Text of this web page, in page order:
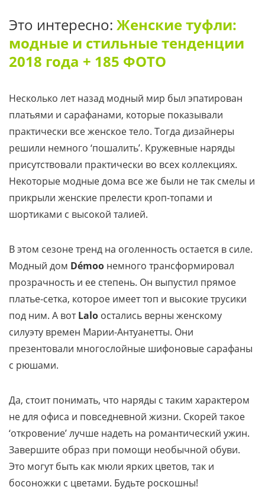
Это интересно: Женские туфли:
модные и стильные тенденции
2018 года + 185 ФОТО
Несколько лет назад модный мир был эпатирован
платьями и сарафанами, которые показывали
практически все женское тело. Тогда дизайнеры
решили немного ‘пошалить’. Кружевные наряды
присутствовали практически во всех коллекциях.
Некоторые модные дома все же были не так смелы и
прикрыли женские прелести кроп-топами и
шортиками с высокой талией.
В этом сезоне тренд на оголенность остается в силе.
Модный дом Démoo немного трансформировал
прозрачность и ее степень. Он выпустил прямое
платье-сетка, которое имеет топ и высокие трусики
под ним. А вотLalo остались верны женскому
силуэту времен Марии-Антуанетты. Они
презентовали многослойные шифоновые сарафаны
с рюшами.
Да, стоит понимать, что наряды с таким характером
не для офиса и повседневной жизни. Скорей такое
‘откровение’ лучше надеть на романтический ужин.
Завершите образ при помощи необычной обуви.
Это могут быть как мюли ярких цветов, так и
босоножки с цветами. Будьте роскошны!